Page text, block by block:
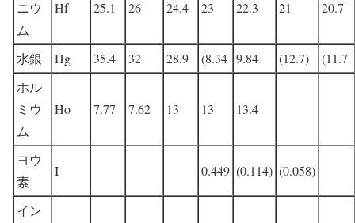
ニウ
ム
Hf 25.1 26 24.4 23 22.3 21 20.7
水銀 Hg 35.4 32 28.9 (8.34 9.84 (12.7)
(11.7
ホル
ミウ
ム
Ho 7.77 7.62 13 13 13.4
ヨウ
素
I 0.449 (0.114) (0.058)
イン